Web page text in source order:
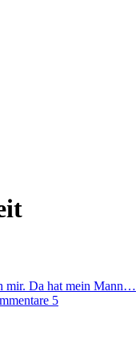
mir. Da hat mein Mann…
5